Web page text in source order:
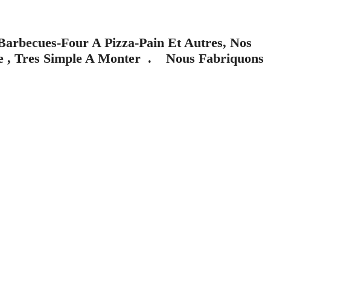
Four A Pizza-Pain Et Autres, Nos
, Tres Simple A Monter . Nous Fabriquons